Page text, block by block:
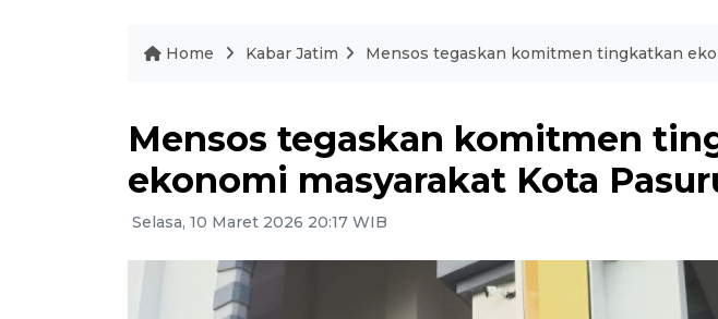
Home Kabar Jatim Mensos tegaskan komitmen tingkatkan
Mensos tegaskan komitmen
ekonomi masyarakat Kota
Selasa, 10 Maret 2026 20:17 WIB